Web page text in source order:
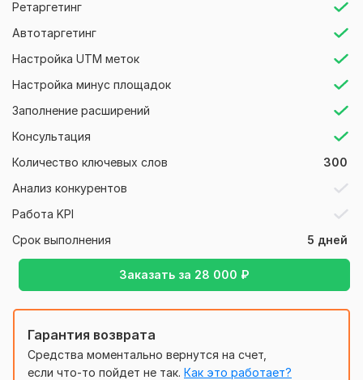
Ретаргетинг
Автотаргетинг
Настройка UTM меток
Настройка минус площадок
Заполнение расширений
Консультация
Количество ключевых слов
300
Анализ конкурентов
Работа KPI
Срок выполнения
5 дней
Заказать за 28 000 ₽
— отключаю неэффективные сегменты
— масштабирую то, что дает результат
Работаю по KPI:
Фиксируем целевые показатели (CPL, ДРР, ROMI) и довожу
рекламу до результата.
Опыт:
— более 7 лет в Яндекс Директ
— бюджеты до 5+ млн ₽
— кейсы в e-commerce, услугах, инфобизнесе
Файлы
Нужно для заказа:
Ссылка на сайт или лендинг
Доступ к Яндекс Директ (если есть)
Доступ к Яндекс Метрике (если есть)
Гарантия возврата
Средства моментально вернутся на счет,
если что-то пойдет не так. Как это работает?